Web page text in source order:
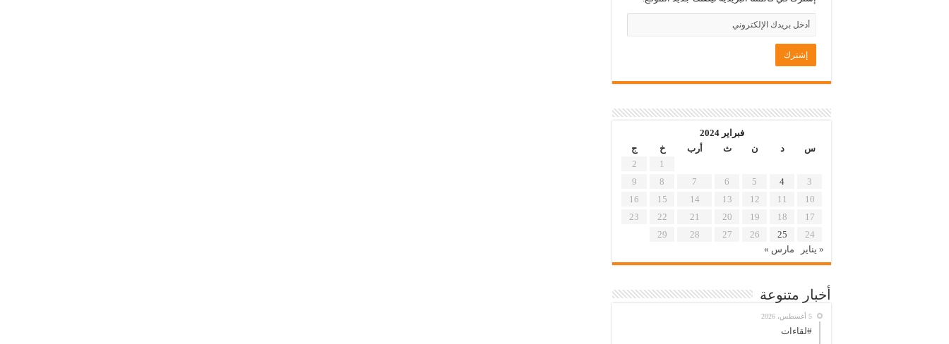
فبراير 2024
س
د ن ث أرب خ
ج
1
2
3
4
5
6
7
8
9
10
11
12
13
14
15
16
17
18
19
20
21
22
23
24
25
26
27
28
29
« يناير
مارس »
أخبار متنوعة
5 أغسطس، 2026
#لقاءات